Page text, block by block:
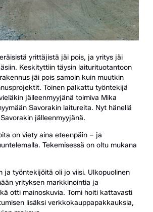
yrittäjistä jäi pois, ja yritys jäi
Keskityttiin täysin laiturituotantoon
jäi pois samoin kuin muutkin
Toinen palkattu työntekijä
jälleenmyyjänä toimiva Mika
Savorakin laitureita. Nyt hänellä
jälleenmyyjänä.
on viety aina eteenpäin – ja
Tekemisessä on oltu mukana
ja työntekijöitä oli jo viisi. Ulkopuolinen
yrityksen markkinointia ja
otti mainoskuvia. Tomi hoiti kattavasti
lisäksi verkkokauppapakkauksia,